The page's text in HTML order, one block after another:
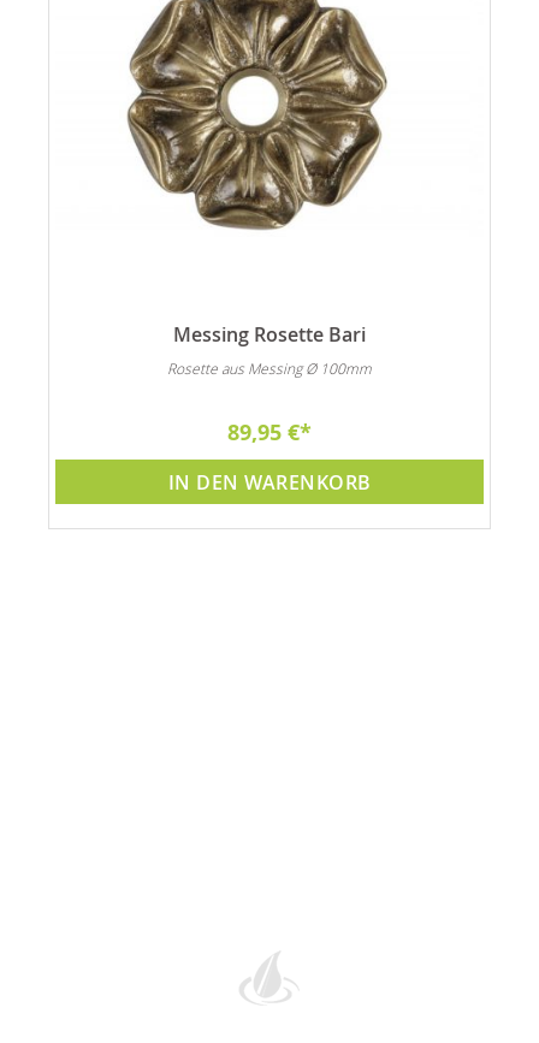
Messing Rosette Bari
Rosette aus Messing Ø 100mm
89,95 €
IN DEN WARENKORB